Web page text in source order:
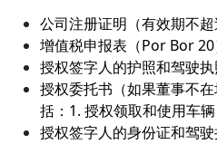
公司注册证明（有效期不超
增值税申报表（Por Bor 20
授权签字人的护照和驾驶执
授权委托书（如果董事不
括：1. 授权领取和使用车
授权签字人的身份证和驾